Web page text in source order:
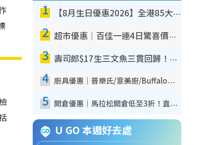
1 【8月生日優惠2026】全港85大食買玩著數攻略 自助餐/火鍋放題同行免費＋誠品/DONKI送現金券
2 超市優惠｜百佳一連4日驚喜價低至64折 精選貨品$6.5起！指定周末分店免費試食+送$20現金券
3 壽司郎$17生三文魚三貫回歸！8月期間限定創業祭 $10白碟優惠／$12大切長鰭大吞拿魚腩
4 廚具優惠｜普樂氏/意美廚/Buffalo廚具低至3折！$89起買煎鍋／炒鑊／個人鍋 同場小家電激減至$99起
5 開倉優惠｜馬拉松開倉低至3折！直擊$99起買adidas／New Balance／Puma鞋款 STANLEY保溫杯劈價至$119起
U GO 本週好去處